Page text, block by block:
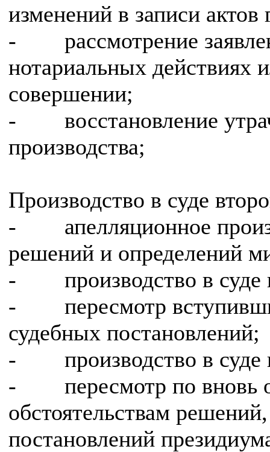
изменений в записи актов
- рассмотрение
нотариальных действиях
совершении;
- восстановление
производства;
Производство в суде
- апелляционное
решений и определений
- производство в суде
- пересмотр
судебных постановлений;
- производство в суде
- пересмотр по вновь
обстоятельствам
постановлений